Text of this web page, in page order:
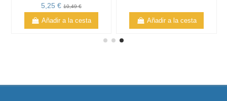
5,25 € 10,49 €
Añadir a la cesta Añadir a la cesta